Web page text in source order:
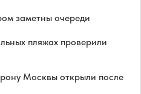
заметны очереди
пляжах проверили
Москвы открыли после